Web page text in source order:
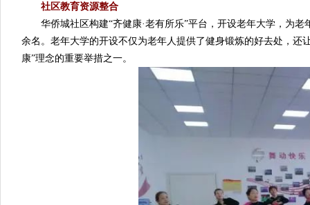
社区教育资源整合
华侨城社区构建“齐健康·老有所乐”平台，开设老年大学，为老
余名。老年大学的开设不仅为老年人提供了健身锻炼的好去处，
康”理念的重要举措之一。